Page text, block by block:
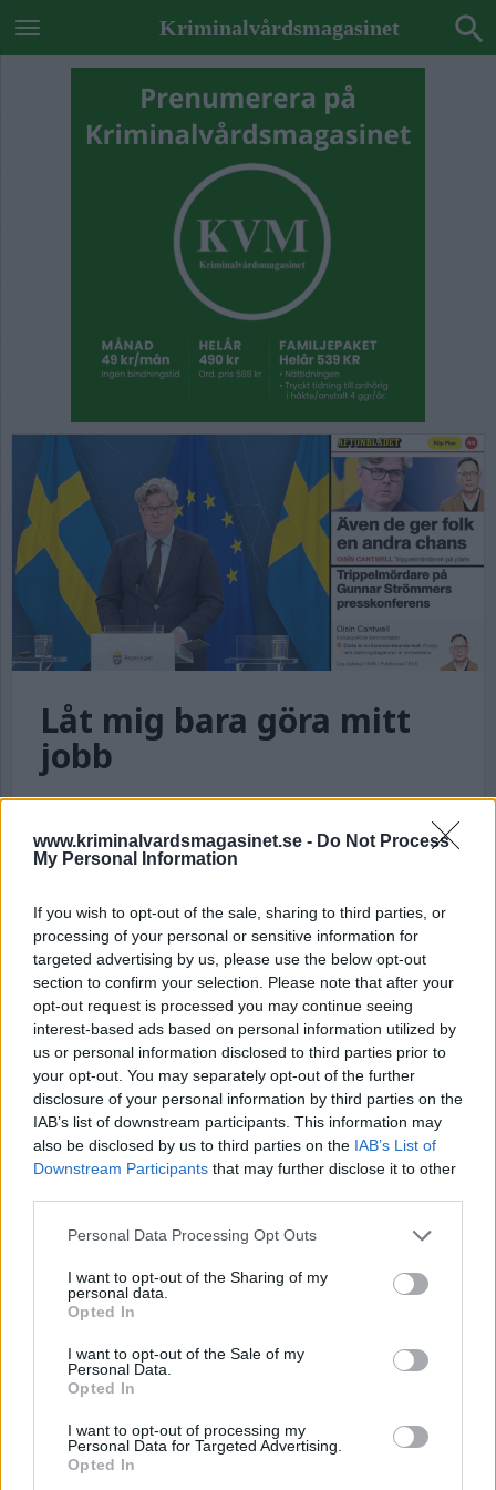
www.kriminalvardsmagasinet.se - Do Not Process
My Personal Information
If you wish to opt-out of the sale, sharing to third parties, or
processing of your personal or sensitive information for
targeted advertising by us, please use the below opt-out
section to confirm your selection. Please note that after your
opt-out request is processed you may continue seeing
interest-based ads based on personal information utilized by
us or personal information disclosed to third parties prior to
your opt-out. You may separately opt-out of the further
disclosure of your personal information by third parties on the
IAB’s list of downstream participants. This information may
also be disclosed by us to third parties on the IAB’s List of
Downstream Participants that may further disclose it to other
Personal Data Processing Opt Outs
I want to opt-out of the Sharing of my
personal data.
Opted In
I want to opt-out of the Sale of my
Personal Data.
Opted In
I want to opt-out of processing my
Personal Data for Targeted Advertising.
Opted In
Kriminalvårdsmagasinet
Låt mig bara göra mitt
jobb
Justitieministern och Tidöpartierna höll idag
straffskärpningar som ska införas inom kort.
Jag var närvarande i Rosenbads pressrum för
att bevaka den åt Kriminalvårdsmagasinet
och Magasinet Paragraf, men hos Aftonbladet
blev den stora nyheten inte straffreformen,
utan att jag var på plats och gjorde mitt jobb.
Börja prenumerera för att läsa detta innehåll.
Username or E-mail
Remember Me
Forgot Password
Stöd Kriminalvårdsmagasinets bevakning av Kriminalvården